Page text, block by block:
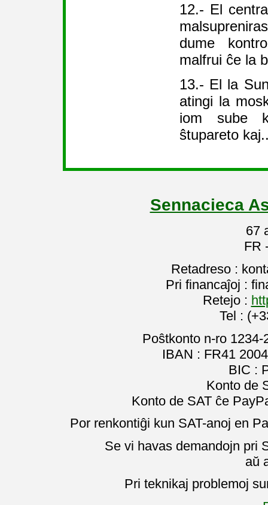
12.- El
dume
malfrui ĉe la
13.- El la
atingi la
iom sube
ŝtupareto
Sennacieca
67
FR
Retadreso :
Pri financaĵoj :
Retejo :
Tel :
Poŝtkonto n-ro
IBAN : FR41
BIC :
Konto de
Konto de SAT ĉe
Por renkontiĝi kun SAT-anoj en
Se vi havas demandojn pri
aŭ
Pri teknikaj problemoj